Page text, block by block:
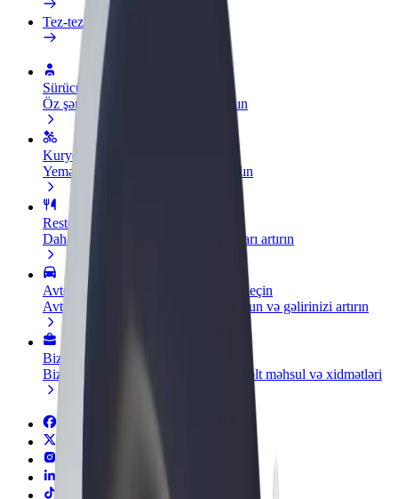
Tez-tez verilən suallar
Sürücü ol
Öz şərtlərinizə uyğun olaraq qazanın
Kuryer kimi qoşul
Yemək çatdırın və həftəlik ödəniş alın
Restoran və ya mağaza əlavə edin
Daha çox müştəri cəlb edin və satışları artırın
Avtopark sahibi kimi qeydiyyatdan keçin
Avtoparkınızı Bolt platformasına qoşun və gəlirinizi artırın
Biznes üçün Bolt
Biznesiniz üçün miqyaslandırılmış Bolt məhsul və xidmətləri